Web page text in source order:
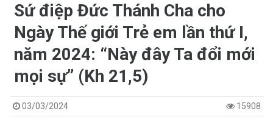
Sứ điệp Đức Thánh Cha cho
Ngày Thế giới Trẻ em lần thứ I,
năm 2024: “Này đây Ta đổi mới
mọi sự” (Kh 21,5)
03/03/2024 15908